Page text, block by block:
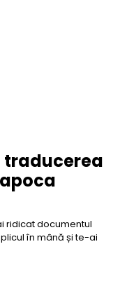
traducerea
ridicat documentul
în mână și te-ai